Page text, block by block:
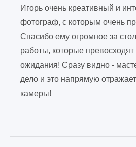
Игорь очень креативный и
фотограф, с которым очень
Спасибо ему огромное за
работы, которые
ожидания! Сразу видно -
дело и это напрямую
камеры!